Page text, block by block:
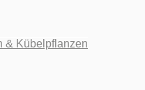
& Kübelpflanzen